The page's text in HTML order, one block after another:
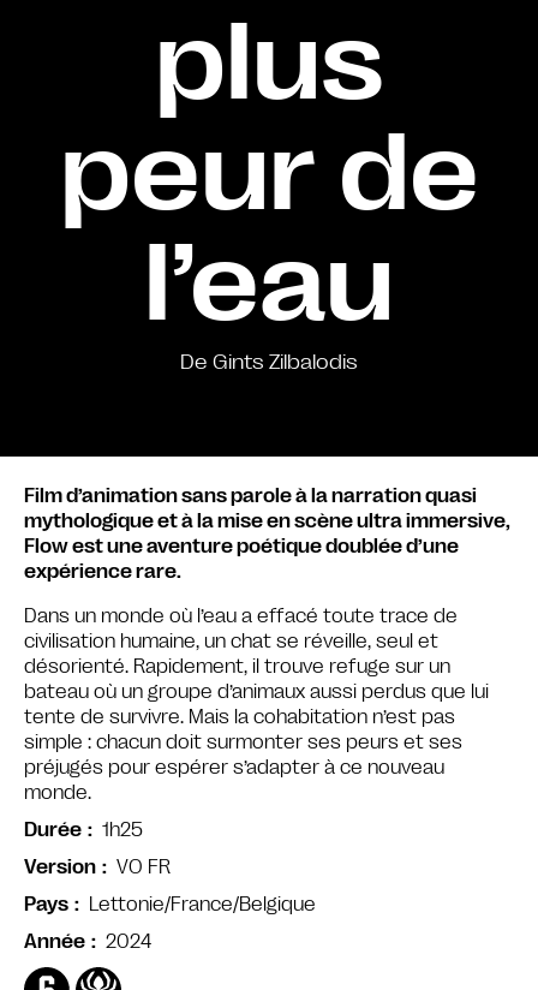
plus
peur de
l’eau
De Gints Zilbalodis
Film d’animation sans parole à la narration quasi
mythologique et à la mise en scène ultra immersive,
Flow est une aventure poétique doublée d’une
expérience rare.
Dans un monde où l’eau a effacé toute trace de
civilisation humaine, un chat se réveille, seul et
désorienté. Rapidement, il trouve refuge sur un
bateau où un groupe d’animaux aussi perdus que lui
tente de survivre. Mais la cohabitation n’est pas
simple : chacun doit surmonter ses peurs et ses
préjugés pour espérer s’adapter à ce nouveau
monde.
Durée
1h25
Version
VO FR
Pays
Lettonie/France/Belgique
Année
2024